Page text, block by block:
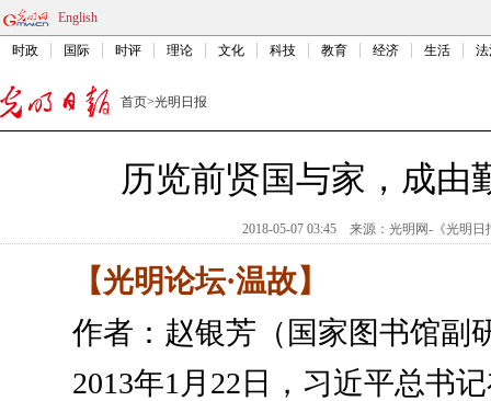
English
时政 国际 时评 理论 文化 科技 教育 经济 生活
首页>光明日报
历览前贤国与家，成由
2018-05-07 03:45 来源： 光明网-《光明日
【光明论坛·温故】
作者：赵银芳（国家图书馆副
2013年1月22日，习近平总书